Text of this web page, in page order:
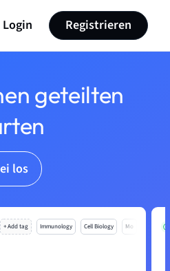
Login Registrieren
geteilten
los
+ Add tag Immunology Cell Biology Mo